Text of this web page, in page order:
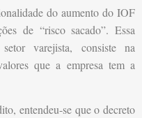
do aumento do IOF
de “risco sacado”. Essa
varejista, consiste na
que a empresa tem a
entendeu-se que o decreto